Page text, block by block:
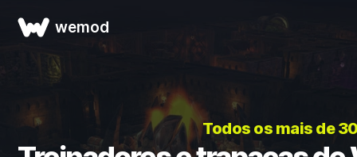
wemod
Todos os mais de